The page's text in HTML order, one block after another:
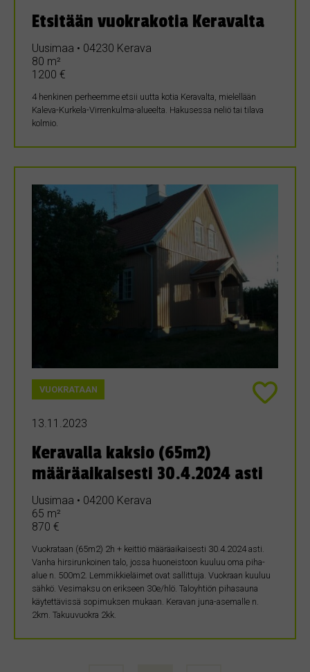
Etsitään vuokrakotia Keravalta
Uusimaa • 04230 Kerava
80 m²
1200 €
4 henkinen perheemme etsii uutta kotia Keravalta, mielellään
Kaleva-Kurkela-Virrenkulma-alueelta. Hakusessa neliö tai tilava
kolmio.
VUOKRATAAN
13.11.2023
Keravalla kaksio (65m2)
määräaikaisesti 30.4.2024 asti
Uusimaa • 04200 Kerava
65 m²
870 €
Vuokrataan (65m2) 2h + keittiö määräaikaisesti 30.4.2024 asti.
Vanha hirsirunkoinen talo, jossa huoneistoon kuuluu oma piha-
alue n. 500m2. Lemmikkieläimet ovat sallittuja. Vuokraan kuuluu
sähkö. Vesimaksu on erikseen 30e/hlö. Taloyhtiön pihasauna
käytettävissä sopimuksen mukaan. Keravan juna-asemalle n.
2km. Takuuvuokra 2kk.